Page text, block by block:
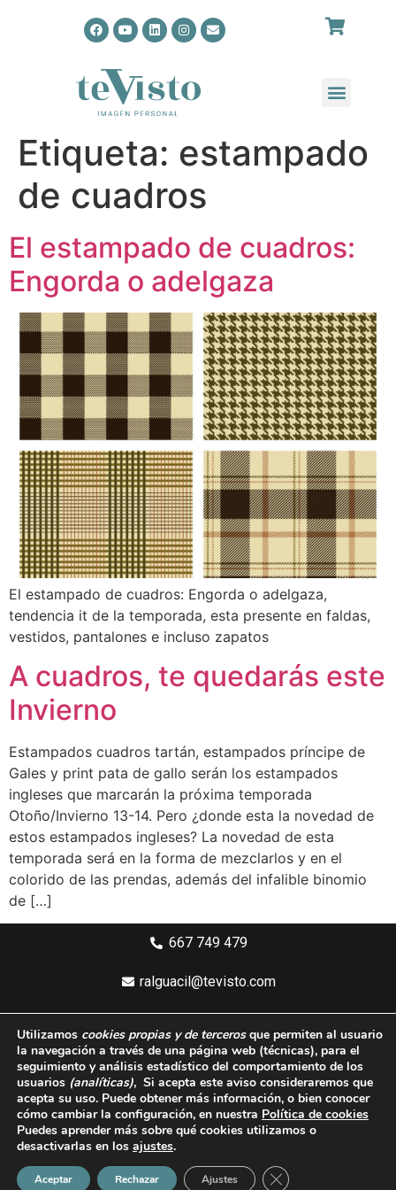
Etiqueta: estampado
de cuadros
El estampado de cuadros:
Engorda o adelgaza
El estampado de cuadros: Engorda o adelgaza,
tendencia it de la temporada, esta presente en faldas,
vestidos, pantalones e incluso zapatos
A cuadros, te quedarás este
Invierno
Estampados cuadros tartán, estampados príncipe de
Gales y print pata de gallo serán los estampados
ingleses que marcarán la próxima temporada
Otoño/Invierno 13-14. Pero ¿donde esta la novedad de
estos estampados ingleses? La novedad de esta
temporada será en la forma de mezclarlos y en el
colorido de las prendas, además del infalible binomio
de […]
667 749 479
ralguacil@tevisto.com
Aviso legal
Política de privacidad
Política de cookies
Condiciones generales de compra
Utilizamos cookies propias y de tercerosque permiten al usuario
la navegación a través de una página web (técnicas), para el
seguimiento y análisis estadístico del comportamiento de los
usuarios (analíticas), Si acepta este aviso consideraremos que
acepta su uso. Puede obtener más información, o bien conocer
cómo cambiar la configuración, en nuestra Política de cookies
Puedes aprender más sobre qué cookies utilizamos o
desactivarlas en los ajustes.
Aceptar Rechazar Ajustes Cerrar el banner de